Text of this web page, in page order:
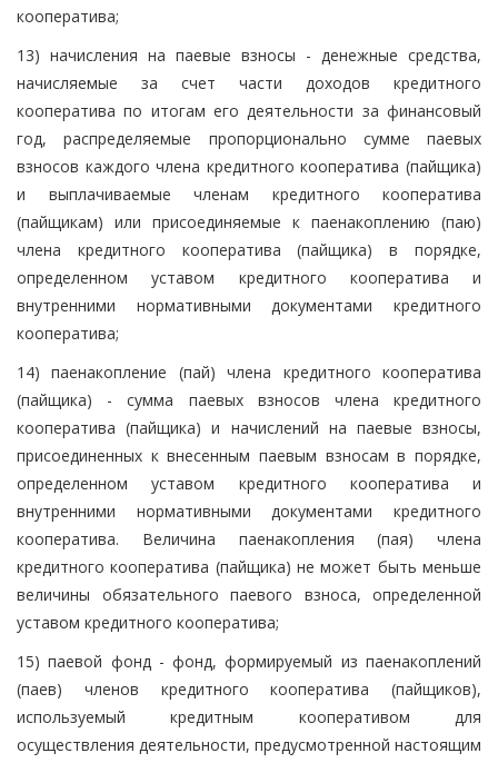
кооператива;
13) начисления на паевые взносы - денежные средства,
начисляемые за счет части доходов кредитного
кооператива по итогам его деятельности за финансовый
год, распределяемые пропорционально сумме паевых
взносов каждого члена кредитного кооператива (пайщика)
и выплачиваемые членам кредитного кооператива
(пайщикам) или присоединяемые к паенакоплению (паю)
члена кредитного кооператива (пайщика) в порядке,
определенном уставом кредитного кооператива и
внутренними нормативными документами кредитного
кооператива;
14) паенакопление (пай) члена кредитного кооператива
(пайщика) - сумма паевых взносов члена кредитного
кооператива (пайщика) и начислений на паевые взносы,
присоединенных к внесенным паевым взносам в порядке,
определенном уставом кредитного кооператива и
внутренними нормативными документами кредитного
кооператива. Величина паенакопления (пая) члена
кредитного кооператива (пайщика) не может быть меньше
величины обязательного паевого взноса, определенной
уставом кредитного кооператива;
15) паевой фонд - фонд, формируемый из паенакоплений
(паев) членов кредитного кооператива (пайщиков),
используемый кредитным кооперативом для
осуществления деятельности, предусмотренной настоящим